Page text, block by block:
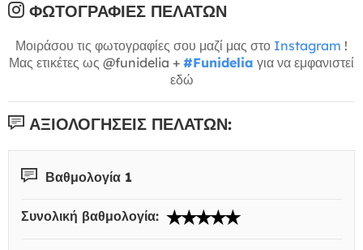
ΦΩΤΟΓΡΑΦΊΕΣ ΠΕΛΑΤΏΝ
Μοιράσου τις φωτογραφίες σου μαζί μας στο Instagram !
Μας ετικέτες ως @funidelia + #Funidelia για να εμφανιστεί
εδώ
ΑΞΙΟΛΟΓΉΣΕΙΣ ΠΕΛΑΤΏΝ:
Βαθμολογία 1
Συνολική βαθμολογία: